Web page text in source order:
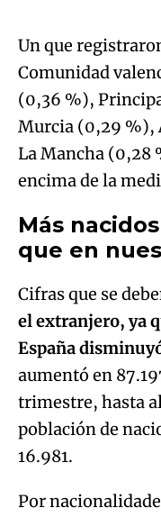
Un que
Comunidad
(0,36 %),
Murcia (0,29 %),
La Mancha (0,28
encima de la
Más
que en
Cifras que se
el extranjero, ya
España
aumentó en
trimestre, hasta
población de
16.981.
Por